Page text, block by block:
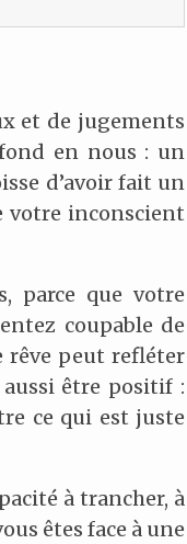
et de jugements
en nous : un
d’avoir fait un
votre inconscient
parce que votre
coupable de
rêve peut refléter
être positif :
ce qui est juste
à trancher, à
êtes face à une